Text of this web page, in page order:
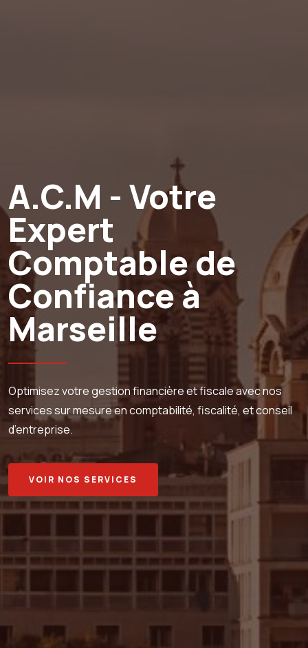
A.C.M - Votre
Expert
Comptable de
Confiance à
Marseille
Optimisez votre gestion financière et fiscale avec nos
services sur mesure en comptabilité, fiscalité, et conseil
d’entreprise.
VOIR NOS SERVICES